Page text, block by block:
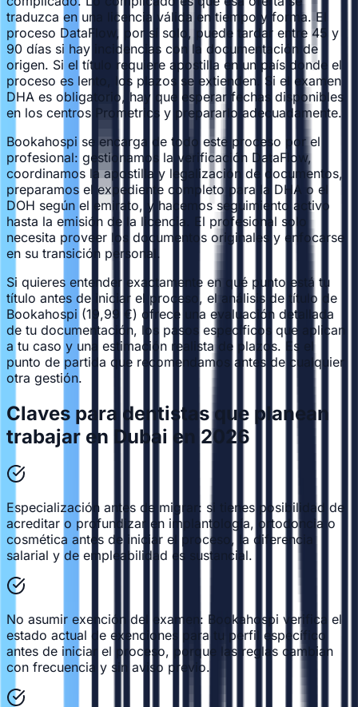
traduzca en una licencia válida en tiempo y forma. El
proceso DataFlow, por sí solo, puede tardar entre 45 y
90 días si hay incidencias con la documentación de
origen. Si el título requiere apostilla en un país donde el
proceso es lento, los plazos se extienden. Si el examen
DHA es obligatorio, hay que esperar fechas disponibles
en los centros Prometrics y prepararlo adecuadamente.
Bookahospi se encarga de todo este proceso por el
profesional: gestionamos la verificación DataFlow,
coordinamos la apostilla y legalización de documentos,
preparamos el expediente completo para la DHA o el
DOH según el emirato, y hacemos seguimiento activo
hasta la emisión de la licencia. El profesional solo
necesita proveer los documentos originales y enfocarse
en su transición personal.
Si quieres entender exactamente en qué punto está tu
título antes de iniciar el proceso, el análisis de título de
Bookahospi (19,99 €) ofrece una evaluación detallada
de tu documentación, los pasos específicos que aplican
a tu caso y una estimación realista de plazos. Es el
punto de partida que recomendamos antes de cualquier
otra gestión.
Claves para dentistas que planean
trabajar en Dubai en 2026
Especialización antes de migrar: si tienes posibilidad de
acreditar o profundizar en implantología, ortodoncia o
cosmética antes de iniciar el proceso, la diferencia
salarial y de empleabilidad es sustancial.
No asumir exención del examen: Bookahospi verifica el
estado actual de exenciones para tu perfil específico
antes de iniciar el proceso, porque las reglas cambian
con frecuencia y sin aviso previo.